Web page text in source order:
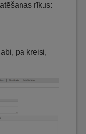
rīkus:
pa kreisi,